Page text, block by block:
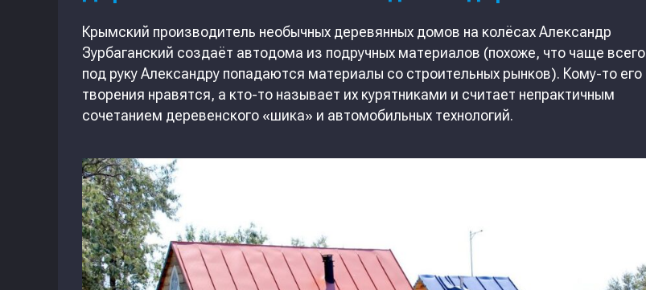
Крымский производитель необычных деревянных домов на колёсах Александр
Зурбаганский создаёт автодома из подручных материалов (похоже, что чаще всего
под руку Александру попадаются материалы со строительных рынков). Кому-то его
творения нравятся, а кто-то называет их курятниками и считает непрактичным
сочетанием деревенского «шика» и автомобильных технологий.